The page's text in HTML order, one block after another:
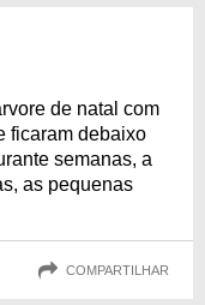
de natal com
ficaram debaixo
semanas, a
as pequenas
COMPARTILHAR